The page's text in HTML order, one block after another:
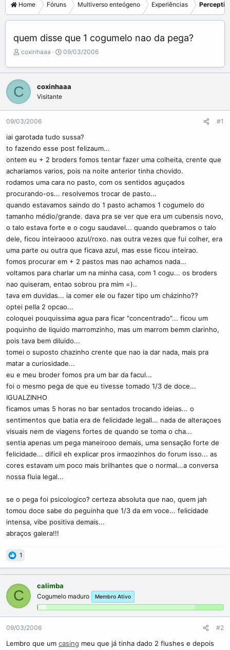
Home Fóruns Multiverso enteógeno Experiências
quem disse que 1 cogumelo nao da pega?
C
i
a
d
o
o
t
p
i
c
o
coxinhaaa
D
t
d
c
o
09/03/2006
C coxinhaaa
Visitante
09/03/2006 #1
iai garotada tudo sussa?
to fazendo esse post felizaum...
ontem eu + 2 broders fomos tentar fazer uma colheita, crente que
achariamos varios, pois na noite anterior tinha chovido.
rodamos uma cara no pasto, com os sentidos aguçados
procurando-os... resolvemos trocar de pasto...
quando estavamos saindo do 1 pasto achamos 1 cogumelo do
tamanho médio/grande. dava pra se ver que era um cubensis novo,
o talo estava forte e o cogu saudavel... quando quebramos o talo
dele, ficou inteiraooo azul/roxo. nas outra vezes que fui colher, era
uma parte ou outra que ficava azul, mas esse ficou inteirao.
fomos procurar em + 2 pastos mas nao achamos nada...
voltamos para charlar um na minha casa, com 1 cogu... os broders
nao quiseram, entao sobrou pra mim =)..
tava em duvidas... ia comer ele ou fazer tipo um cházinho??
optei pella 2 opcao...
coloquei pouquissima agua para ficar "concentrado"... ficou um
poquinho de liquido marromzinho, mas um marrom bemm clarinho,
pois tava bem diluido...
tomei o suposto chazinho crente que nao ia dar nada, mais pra
matar a curiosidade...
eu e meu broder fomos pra um bar da facul...
foi o mesmo pega de que eu tivesse tomado 1/3 de doce...
IGUALZINHO
ficamos umas 5 horas no bar sentados trocando ideias... o
sentimentos que batia era de felicidade legall... nada de alteraçoes
visuais nem de viagens fortes de quando se toma o cha...
sentia apenas um pega maneirooo demais, uma sensação forte de
felicidade... dificil eh explicar pros irmaozinhos do forum isso... as
cores estavam um poco mais brilhantes que o normal...a conversa
nossa fluia legal...
se o pega foi psicologico? certeza absoluta que nao, quem jah
tomou doce sabe do peguinha que 1/3 da em voce... felicidade
intensa, vibe positiva demais...
abraços galera!!!
1
C
calimba
Cogumelo maduro Membro Ativo
09/03/2006 #2
Lembro que um casing meu que já tinha dado 2 flushes e depois